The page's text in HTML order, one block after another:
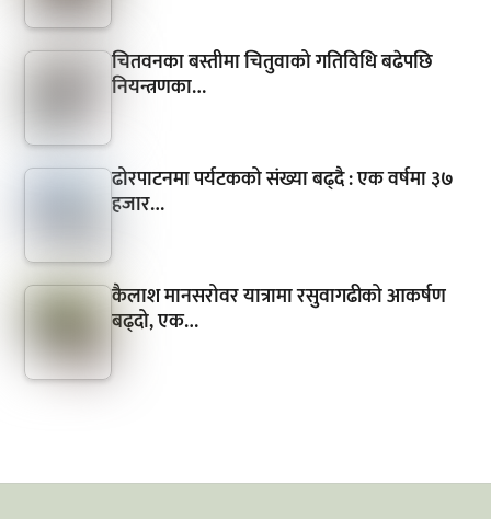
चितवनका बस्तीमा चितुवाको गतिविधि बढेपछि
नियन्त्रणका…
ढोरपाटनमा पर्यटकको संख्या बढ्दै : एक वर्षमा ३७
हजार…
कैलाश मानसरोवर यात्रामा रसुवागढीको आकर्षण
बढ्दो, एक…